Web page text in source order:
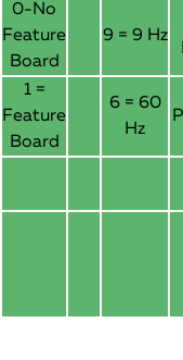
0-No
Feature
Board
9 = 9 Hz
1 =
Feature
Board
6 = 60
Hz